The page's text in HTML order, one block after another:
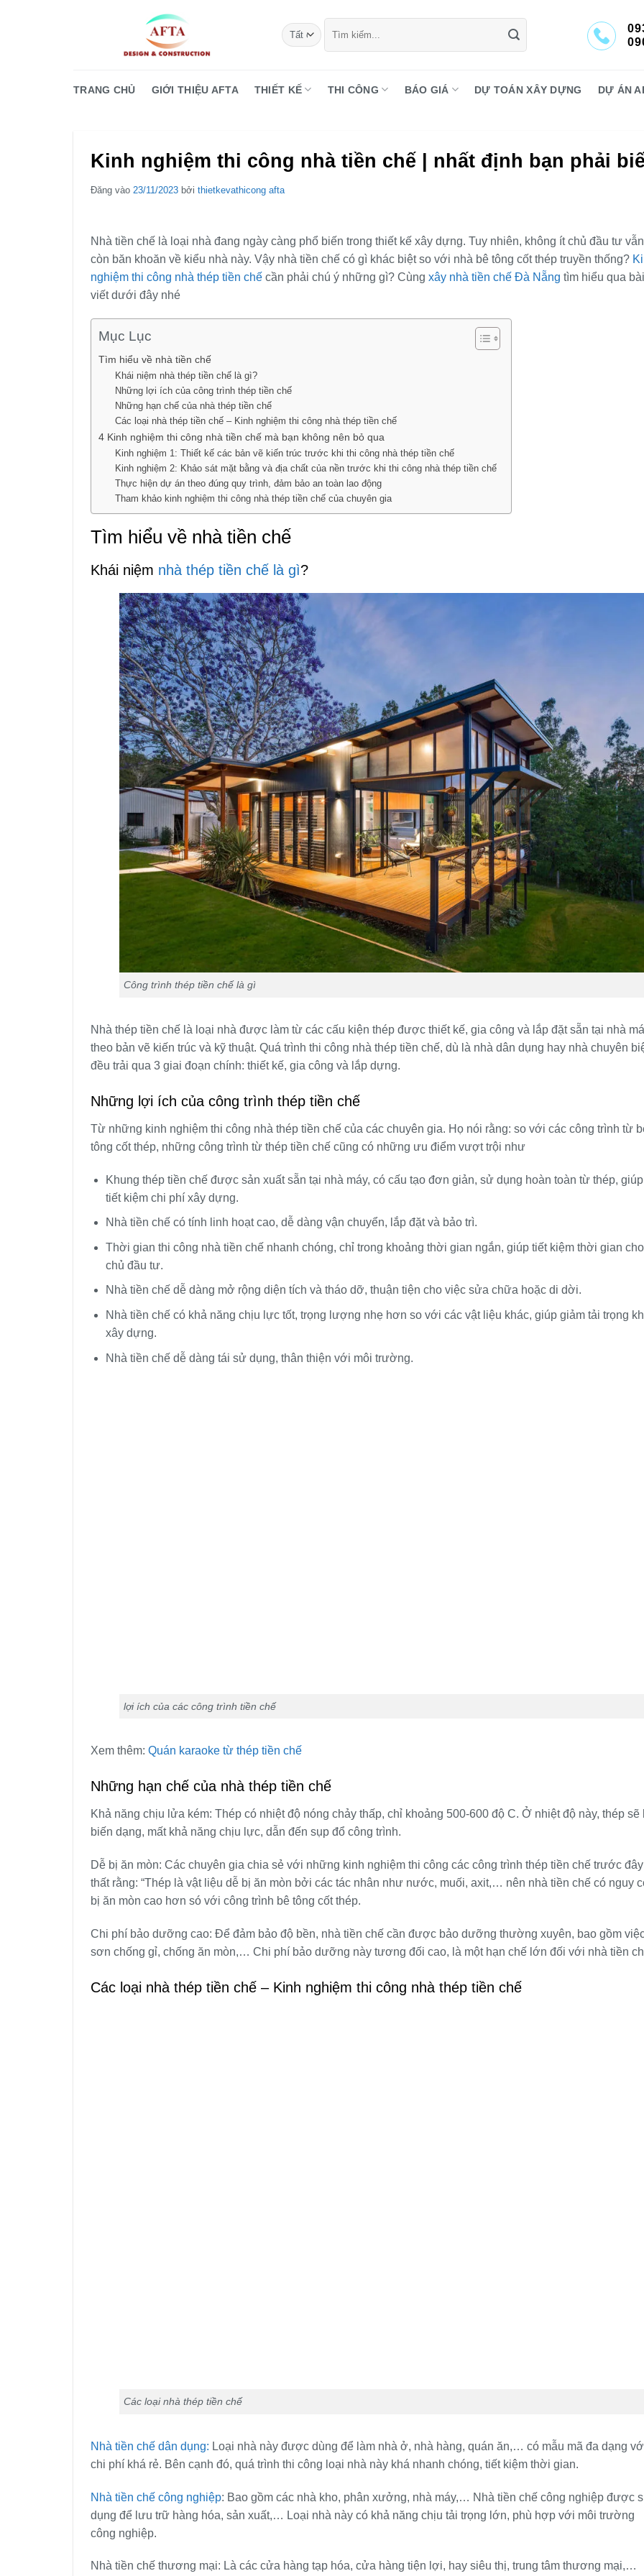
kiếm:
TRANG CHỦ GIỚI THIỆU AFTA THIẾT KẾ THI CÔNG BÁO GIÁ DỰ TOÁN XÂY DỰNG DỰ ÁN
Kinh nghiệm thi công nhà tiền chế | nhất định bạn phải
Đăng vào 23/11/2023 bởi thietkevathicong afta
Nhà tiền chế là loại nhà đang ngày càng phổ biến trong thiết kế xây dựng. Tuy nhiên, không ít chủ đầu tư vẫn
còn băn khoăn về kiểu nhà này. Vậy nhà tiền chế có gì khác biệt so với nhà bê tông cốt thép truyền thống?
nghiệm thi công nhà thép tiền chế cần phải chú ý những gì? Cùng xây nhà tiền chế Đà Nẵng tìm hiểu qua bài
viết dưới đây nhé
Mục Lục
Tìm hiểu về nhà tiền chế
Khái niệm nhà thép tiền chế là gì?
Những lợi ích của công trình thép tiền chế
Những hạn chế của nhà thép tiền chế
Các loại nhà thép tiền chế – Kinh nghiệm thi công nhà thép tiền chế
4 Kinh nghiệm thi công nhà tiền chế mà bạn không nên bỏ qua
Kinh nghiệm 1: Thiết kế các bản vẽ kiến trúc trước khi thi công nhà thép tiền chế
Kinh nghiệm 2: Khảo sát mặt bằng và địa chất của nền trước khi thi công nhà thép tiền chế
Thực hiện dự án theo đúng quy trình, đảm bảo an toàn lao động
Tham khảo kinh nghiệm thi công nhà thép tiền chế của chuyên gia
Tìm hiểu về nhà tiền chế
Khái niệm nhà thép tiền chế là gì?
Công trình thép tiền chế là gì
Nhà thép tiền chế là loại nhà được làm từ các cấu kiện thép được thiết kế, gia công và lắp đặt sẵn tại nhà
theo bản vẽ kiến trúc và kỹ thuật. Quá trình thi công nhà thép tiền chế, dù là nhà dân dụng hay nhà chuyên
đều trải qua 3 giai đoạn chính: thiết kế, gia công và lắp dựng.
Những lợi ích của công trình thép tiền chế
Từ những kinh nghiệm thi công nhà thép tiền chế của các chuyên gia. Họ nói rằng: so với các công trình từ
tông cốt thép, những công trình từ thép tiền chế cũng có những ưu điểm vượt trội như
Khung thép tiền chế được sản xuất sẵn tại nhà máy, có cấu tạo đơn giản, sử dụng hoàn toàn từ thép, giúp
tiết kiệm chi phí xây dựng.
Nhà tiền chế có tính linh hoạt cao, dễ dàng vận chuyển, lắp đặt và bảo trì.
Thời gian thi công nhà tiền chế nhanh chóng, chỉ trong khoảng thời gian ngắn, giúp tiết kiệm thời gian cho
chủ đầu tư.
Nhà tiền chế dễ dàng mở rộng diện tích và tháo dỡ, thuận tiện cho việc sửa chữa hoặc di dời.
Nhà tiền chế có khả năng chịu lực tốt, trọng lượng nhẹ hơn so với các vật liệu khác, giúp giảm tải trọng
xây dựng.
Nhà tiền chế dễ dàng tái sử dụng, thân thiện với môi trường.
lợi ích của các công trình tiền chế
Xem thêm: Quán karaoke từ thép tiền chế
Những hạn chế của nhà thép tiền chế
Khả năng chịu lửa kém: Thép có nhiệt độ nóng chảy thấp, chỉ khoảng 500-600 độ C. Ở nhiệt độ này, thép sẽ
biến dạng, mất khả năng chịu lực, dẫn đến sụp đổ công trình.
Dễ bị ăn mòn: Các chuyên gia chia sẻ với những kinh nghiệm thi công các công trình thép tiền chế trước
thất rằng: “Thép là vật liệu dễ bị ăn mòn bởi các tác nhân như nước, muối, axit,… nên nhà tiền chế có nguy
bị ăn mòn cao hơn só với công trình bê tông cốt thép.
Chi phí bảo dưỡng cao: Để đảm bảo độ bền, nhà tiền chế cần được bảo dưỡng thường xuyên, bao gồm
sơn chống gỉ, chống ăn mòn,… Chi phí bảo dưỡng này tương đối cao, là một hạn chế lớn đối với nhà tiền
Các loại nhà thép tiền chế – Kinh nghiệm thi công nhà thép tiền chế
Các loại nhà thép tiền chế
Nhà tiền chế dân dụng: Loại nhà này được dùng để làm nhà ở, nhà hàng, quán ăn,… có mẫu mã đa dạng
chi phí khá rẻ. Bên cạnh đó, quá trình thi công loại nhà này khá nhanh chóng, tiết kiệm thời gian.
Nhà tiền chế công nghiệp: Bao gồm các nhà kho, phân xưởng, nhà máy,… Nhà tiền chế công nghiệp được
dụng để lưu trữ hàng hóa, sản xuất,… Loại nhà này có khả năng chịu tải trọng lớn, phù hợp với môi trường
công nghiệp.
Nhà tiền chế thương mại: Là các cửa hàng tạp hóa, cửa hàng tiện lợi, hay siêu thị, trung tâm thương mại,…